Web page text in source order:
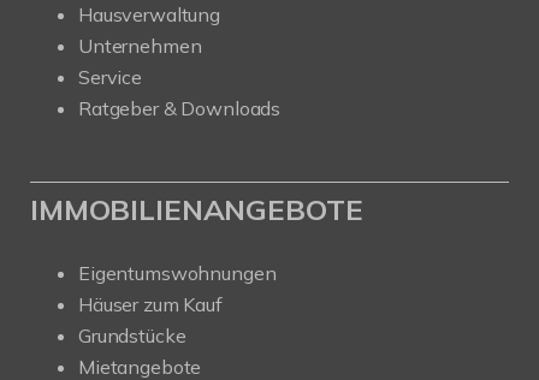
Hausverwaltung
Unternehmen
Service
Ratgeber & Downloads
IMMOBILIENANGEBOTE
Eigentumswohnungen
Häuser zum Kauf
Grundstücke
Mietangebote